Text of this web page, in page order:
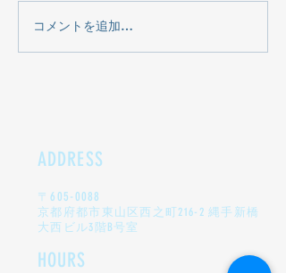
コメントを追加…
ADDRESS
〒605-0088
​京都府都市東山区西之町216-2 縄手新橋
大西ビル3階B号室
HOURS